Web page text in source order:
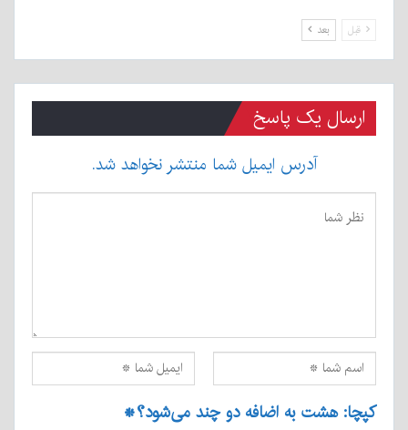
قبل بعد
ارسال یک پاسخ
آدرس ایمیل شما منتشر نخواهد شد.
کپچا: هشت به اضافه دو چند می‌شود؟*